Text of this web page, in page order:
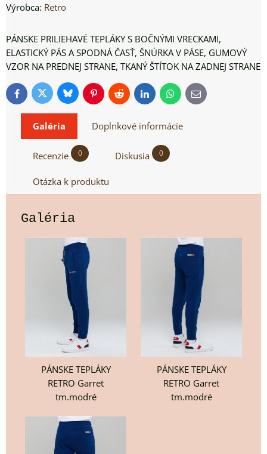
Výrobca: Retro
PÁNSKE PRILIEHAVÉ TEPLÁKY S BOČNÝMI VRECKAMI,
ELASTICKÝ PÁS A SPODNÁ ČASŤ, ŠNÚRKA V PÁSE, GUMOVÝ
VZOR NA PREDNEJ STRANE, TKANÝ ŠTÍTOK NA ZADNEJ STRANE
FacebookTwitterBlueskyPinterestReddit LinkedInWhatsApp
E-
mail
Galéria Doplnkové informácie
Recenzie 0 Diskusia 0
Otázka k produktu
Galéria
PÁNSKE TEPLÁKY
RETRO Garret
tm.modré
PÁNSKE TEPLÁKY
RETRO Garret
tm.modré